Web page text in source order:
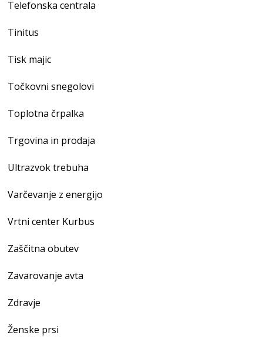
Telefonska centrala
Tinitus
Tisk majic
Točkovni snegolovi
Toplotna črpalka
Trgovina in prodaja
Ultrazvok trebuha
Varčevanje z energijo
Vrtni center Kurbus
Zaščitna obutev
Zavarovanje avta
Zdravje
Ženske prsi